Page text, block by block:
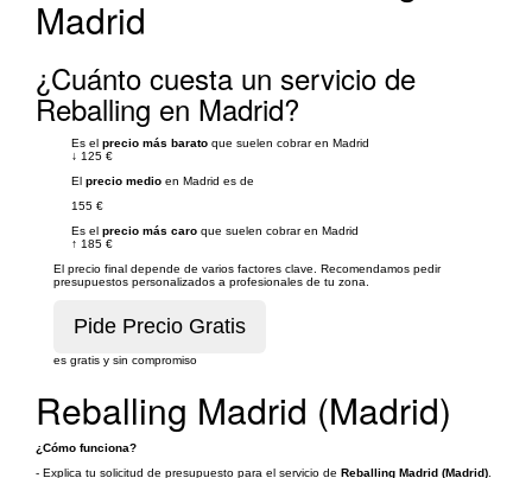
Madrid
¿Cuánto cuesta un servicio de
Reballing en Madrid?
Es el precio más barato que suelen cobrar en Madrid
↓ 125 €
El precio medio en Madrid es de
155 €
Es el precio más caro que suelen cobrar en Madrid
↑ 185 €
El precio final depende de varios factores clave. Recomendamos pedir
presupuestos personalizados a profesionales de tu zona.
es gratis y sin compromiso
Reballing Madrid (Madrid)
¿Cómo funciona?
- Explica tu solicitud de presupuesto para el servicio de Reballing Madrid (Madrid)